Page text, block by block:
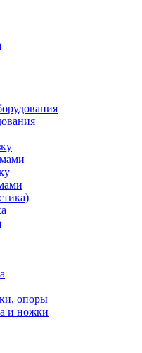
опоры
и ножки